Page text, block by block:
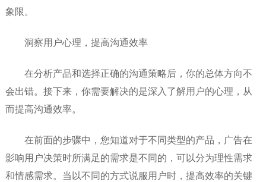
象限。
洞察用户心理，提高沟通效率
在分析产品和选择正确的沟通策略后，你的总体方向不
会出错。接下来，你需要解决的是深入了解用户的心理，从
而提高沟通效率。
在前面的步骤中，您知道对于不同类型的产品，广告在
影响用户决策时所满足的需求是不同的，可以分为理性需求
和情感需求。当以不同的方式说服用户时，提高效率的关键